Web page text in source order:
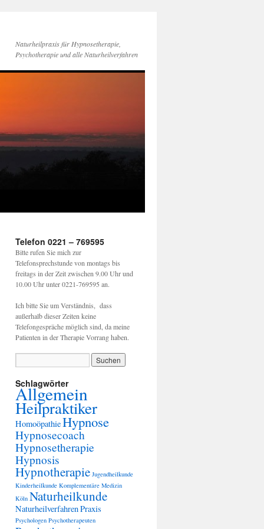
Naturheilpraxis für Hypnosetherapie,
Psychotherapie und alle Naturheilverfahren
Telefon 0221 – 769595
Bitte rufen Sie mich zur
Telefonsprechstunde von montags bis
freitags in der Zeit zwischen 9.00 Uhr und
10.00 Uhr unter 0221-769595 an.
Ich bitte Sie um Verständnis, dass
außerhalb dieser Zeiten keine
Telefongespräche möglich sind, da meine
Patienten in der Therapie Vorrang haben.
Schlagwörter
Allgemein
Heilpraktiker
HomoöpathieHypnose
Hypnosecoach
Hypnosetherapie
Hypnosis
Hypnotherapie Jugendheilkunde
Kinderheilkunde Komplementäre Medizin
Köln Naturheilkunde
NaturheilverfahrenPraxis
Psychologen Psychotherapeuten